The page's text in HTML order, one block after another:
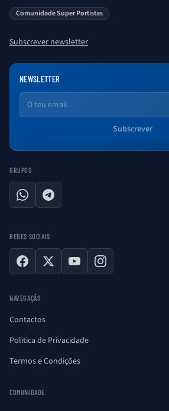
saber sobre o universo Porto. Ser Porto é aqui!
Comunidade Super Portistas
Subscrever newsletter
NEWSLETTER
Email
Subscrever
GRUPOS
WhatsAppTelegram
REDES SOCIAIS
Facebook
X YouTubeInstagram
NAVEGAÇÃO
Contactos
Politica de Privacidade
Termos e Condições
COMUNIDADE